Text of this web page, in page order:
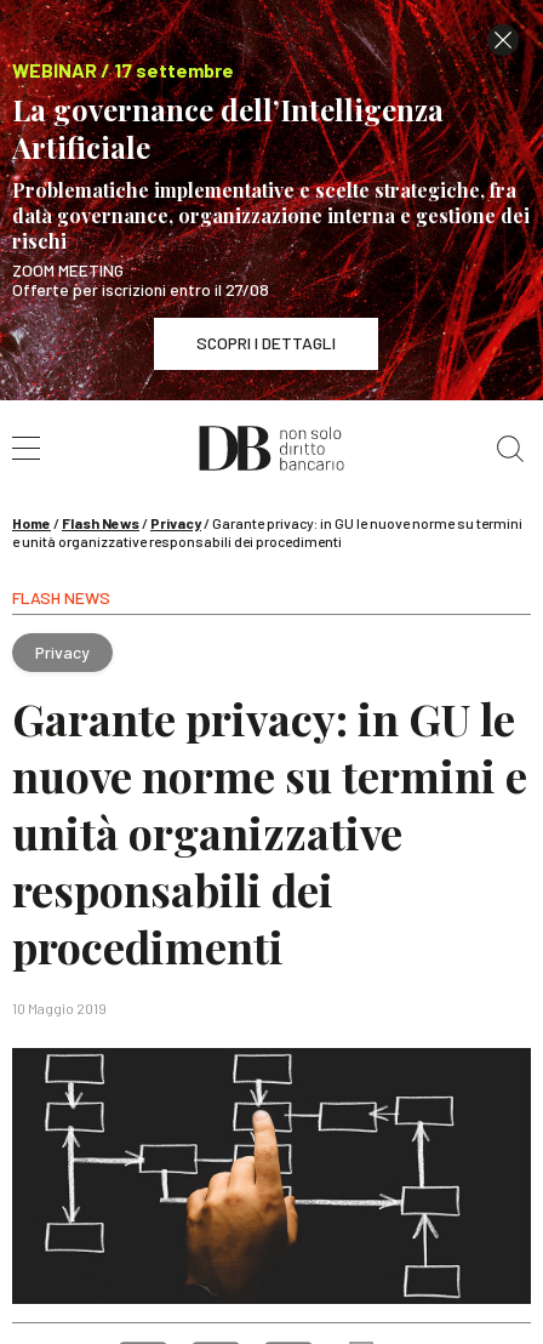
WEBINAR / 17 settembre
La governance dell’Intelligenza
Artificiale
Problematiche implementative e scelte strategiche, fra
data governance, organizzazione interna e gestione dei
rischi
ZOOM MEETING
Offerte per iscrizioni entro il 27/08
SCOPRI I DETTAGLI
WEBINAR / 17 settembre
La governance dell’Intelligenza Artificiale
Home / Flash News/ Privacy/Garante privacy: in GU le nuove norme su termini
e unità organizzative responsabili dei procedimenti
FLASH NEWS
Privacy
Garante privacy: in GU le
nuove norme su termini e
unità organizzative
responsabili dei
procedimenti
10 Maggio 2019